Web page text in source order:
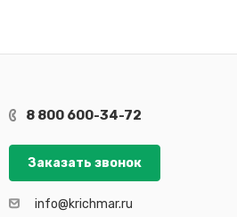
8 800 600-34-72
Заказать звонок
info@krichmar.ru